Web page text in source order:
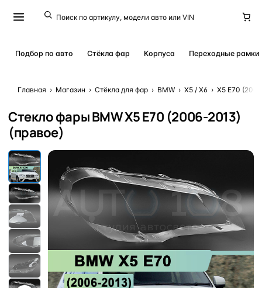
Подбор по авто Стёкла фар Корпуса Переходные рамки
Главная › Магазин › Стёкла для фар › BMW › X5 / X6 › X5 E70
Стекло фары BMW X5 E70 (2006-2013)
(правое)